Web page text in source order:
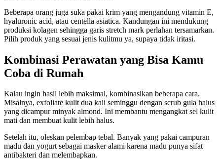
Beberapa orang juga suka pakai krim yang mengandung vitamin E,
hyaluronic acid, atau centella asiatica. Kandungan ini mendukung
produksi kolagen sehingga garis stretch mark perlahan tersamarkan.
Pilih produk yang sesuai jenis kulitmu ya, supaya tidak iritasi.
Kombinasi Perawatan yang Bisa Kamu
Coba di Rumah
Kalau ingin hasil lebih maksimal, kombinasikan beberapa cara.
Misalnya, exfoliate kulit dua kali seminggu dengan scrub gula halus
yang dicampur minyak almond. Ini membantu mengangkat sel kulit
mati dan membuat kulit lebih halus.
Setelah itu, oleskan pelembap tebal. Banyak yang pakai campuran
madu dan yogurt sebagai masker alami karena madu punya sifat
antibakteri dan melembapkan.